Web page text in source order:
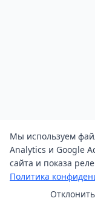
Мы используем
Analytics и Google
сайта и показа
Политика
Отклонить